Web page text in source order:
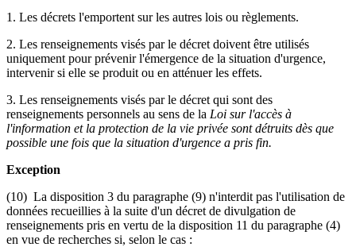
1. Les décrets l'emportent sur les autres lois ou règlements.
2. Les renseignements visés par le décret doivent être utilisés
uniquement pour prévenir l'émergence de la situation d'urgence,
intervenir si elle se produit ou en atténuer les effets.
3. Les renseignements visés par le décret qui sont des
renseignements personnels au sens de la Loi sur l'accès à
l'information et la protection de la vie privée sont détruits dès que
possible une fois que la situation d'urgence a pris fin.
Exception
(10) La disposition 3 du paragraphe (9) n'interdit pas l'utilisation de
données recueillies à la suite d'un décret de divulgation de
renseignements pris en vertu de la disposition 11 du paragraphe (4)
en vue de recherches si, selon le cas :